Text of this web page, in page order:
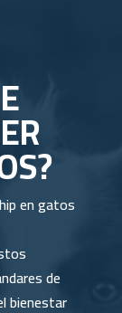
en gatos
de
bienestar